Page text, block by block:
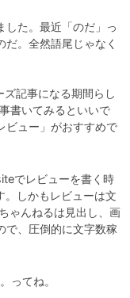
した。最近「のだ」っ
。全然語尾じゃなく
記事になる期間らし
書いてみるといいで
ビュー」がおすすめで
でレビューを書く時
しかもレビューは文
ゃんねるは見出し、画
で、圧倒的に文字数稼
ってね。